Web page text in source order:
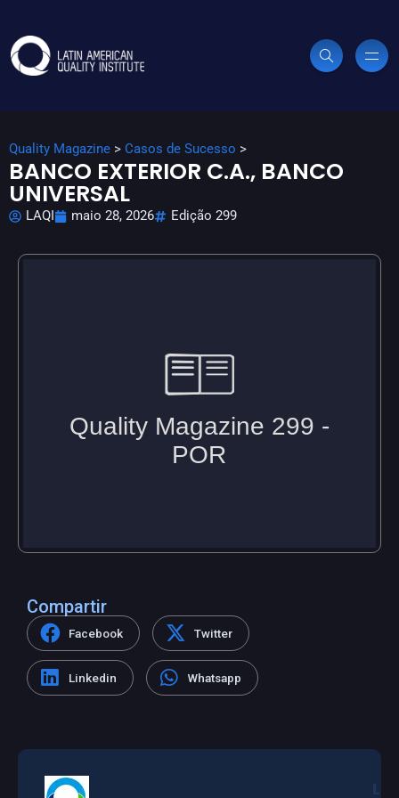
Quality Magazine > Casos de Sucesso >
BANCO EXTERIOR C.A., BANCO
UNIVERSAL
LAQI maio 28, 2026 Edição 299
Compartir
Facebook Twitter
Linkedin Whatsapp